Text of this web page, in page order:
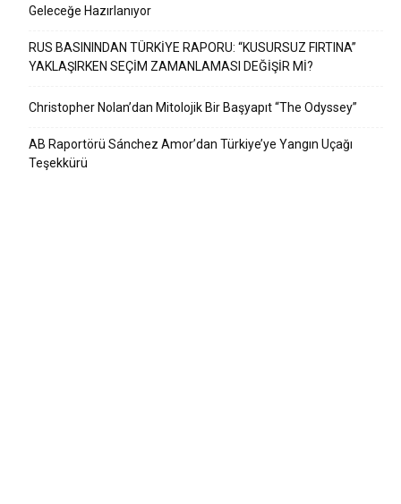
Geleceğe Hazırlanıyor
RUS BASININDAN TÜRKİYE RAPORU: “KUSURSUZ FIRTINA”
YAKLAŞIRKEN SEÇİM ZAMANLAMASI DEĞİŞİR Mİ?
Christopher Nolan’dan Mitolojik Bir Başyapıt “The Odyssey”
AB Raportörü Sánchez Amor’dan Türkiye’ye Yangın Uçağı
Teşekkürü